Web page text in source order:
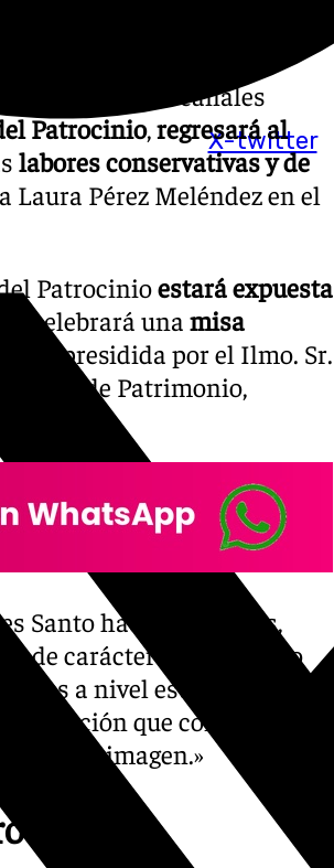
X-twitter
través de sus canales
Patrocinio,regresará al
labores conservativas y de
Pérez Meléndez en el
Patrocinioestará expuesta
. Se celebrará una misa
, presidida por el Ilmo. Sr.
de Patrimonio,
Santo hace tres meses,
de carácter conservativo
a nivel estructural y
que contribuyan a
de la imagen.»